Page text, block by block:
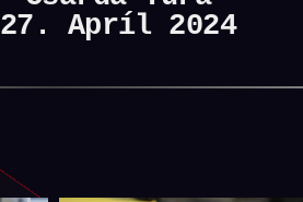
27. Apríl 2024